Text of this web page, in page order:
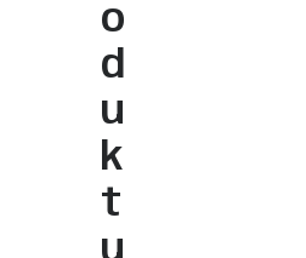
o
d
u
k
t